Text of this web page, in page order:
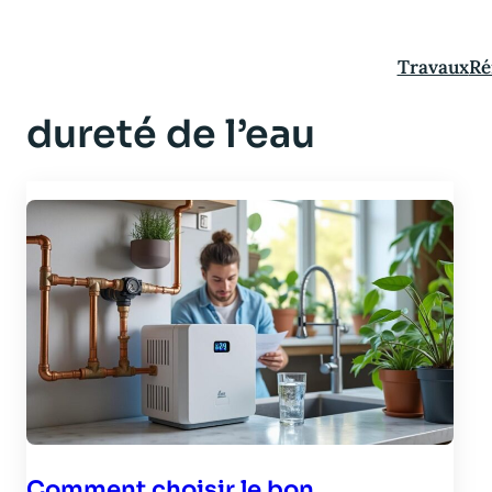
Travaux
dureté de l’eau